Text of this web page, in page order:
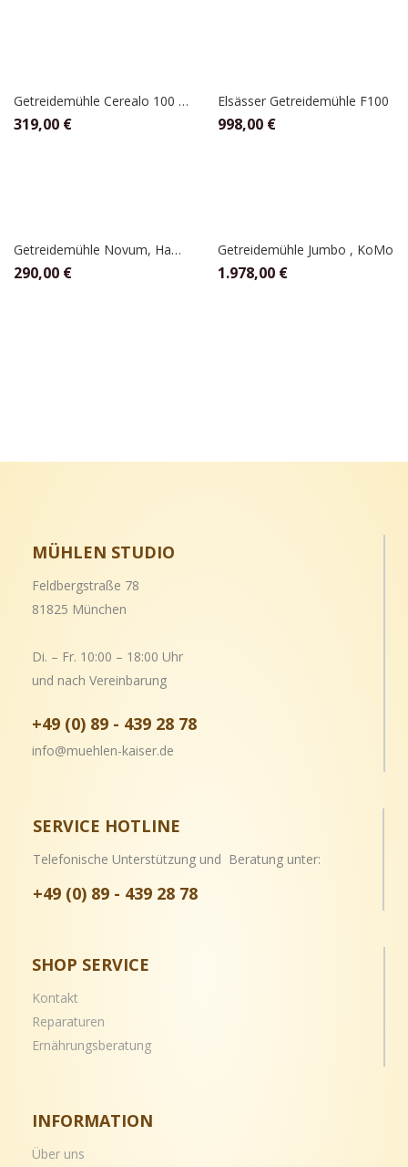
Getreidemühle Cerealo 100 Natur, Schnitzer
319,00 €
Elsässer Getreidemühle F100
998,00 €
Getreidemühle Novum, Hawos
290,00 €
Getreidemühle Jumbo , KoMo
1.978,00 €
MÜHLEN STUDIO
Feldbergstraße 78
81825 München
Di. – Fr. 10:00 – 18:00 Uhr
und nach Vereinbarung
+49 (0) 89 - 439 28 78
info@muehlen-kaiser.de
SERVICE HOTLINE
Telefonische Unterstützung und Beratung unter:
+49 (0) 89 - 439 28 78
SHOP SERVICE
Kontakt
Reparaturen
Ernährungsberatung
INFORMATION
Über uns